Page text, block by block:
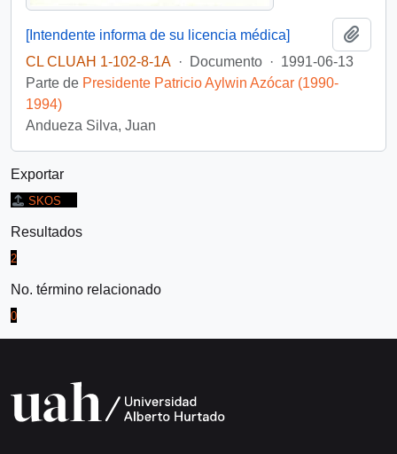
[Intendente informa de su licencia médica]
CL CLUAH 1-102-8-1A · Documento · 1991-06-13
Parte de Presidente Patricio Aylwin Azócar (1990-
1994)
Andueza Silva, Juan
Exportar
SKOS
Resultados
2
No. término relacionado
0